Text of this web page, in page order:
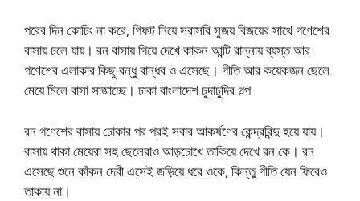
পরের দিন কোচিং না করে, গিফট নিয়ে সরাসরি সুজয় বিজয়ের সাথে গণেশের
বাসায় চলে যায়। রন বাসায় গিয়ে দেখে কাকন আন্টি রান্নায় ব্যস্ত আর
গণেশের এলাকার কিছু বন্ধু বান্ধব ও এসেছে। গীতি আর কয়েকজন ছেলে
মেয়ে মিলে বাসা সাজাচ্ছে। ঢাকা বাংলাদেশ চুদাচুদির গল্প
রন গণেশের বাসায় ঢোকার পর পরই সবার আকর্ষণের কেন্দ্রবিন্দু হয়ে যায়।
বাসায় থাকা মেয়েরা সহ ছেলেরাও আড়চোখে তাকিয়ে দেখে রন কে। রন
এসেছে শুনে কাঁকন দেবী এসেই জড়িয়ে ধরে ওকে, কিন্তু গীতি যেন ফিরেও
তাকায় না।